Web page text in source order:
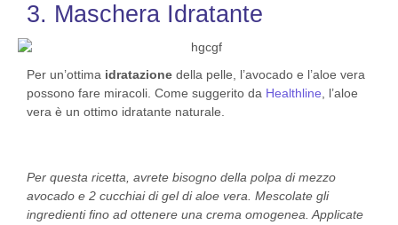
3. Maschera Idratante
Per un’ottima idratazione della pelle, l’avocado e l’aloe vera
possono fare miracoli. Come suggerito da Healthline, l’aloe
vera è un ottimo idratante naturale.
Per questa ricetta, avrete bisogno della polpa di mezzo
avocado e 2 cucchiai di gel di aloe vera. Mescolate gli
ingredienti fino ad ottenere una crema omogenea. Applicate